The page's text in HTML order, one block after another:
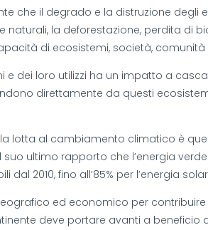
che il degrado e la distruzione
naturali, la deforestazione, perdita
di ecosistemi, società,
dei loro utilizzi ha un impatto a
direttamente da questi
lotta al cambiamento climatico è
suo ultimo rapporto che l’energia
2010, fino all’85% per l’energia
ed economico per
deve portare avanti a